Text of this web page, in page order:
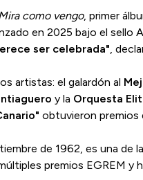
como vengo, primer
en 2025 bajo el sello
ser celebrada",
artistas: el galardón al
y la Orquesta
obtuvieron premios
de 1962, es una
premios EGREM y